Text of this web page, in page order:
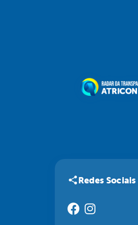
Redes Sociais